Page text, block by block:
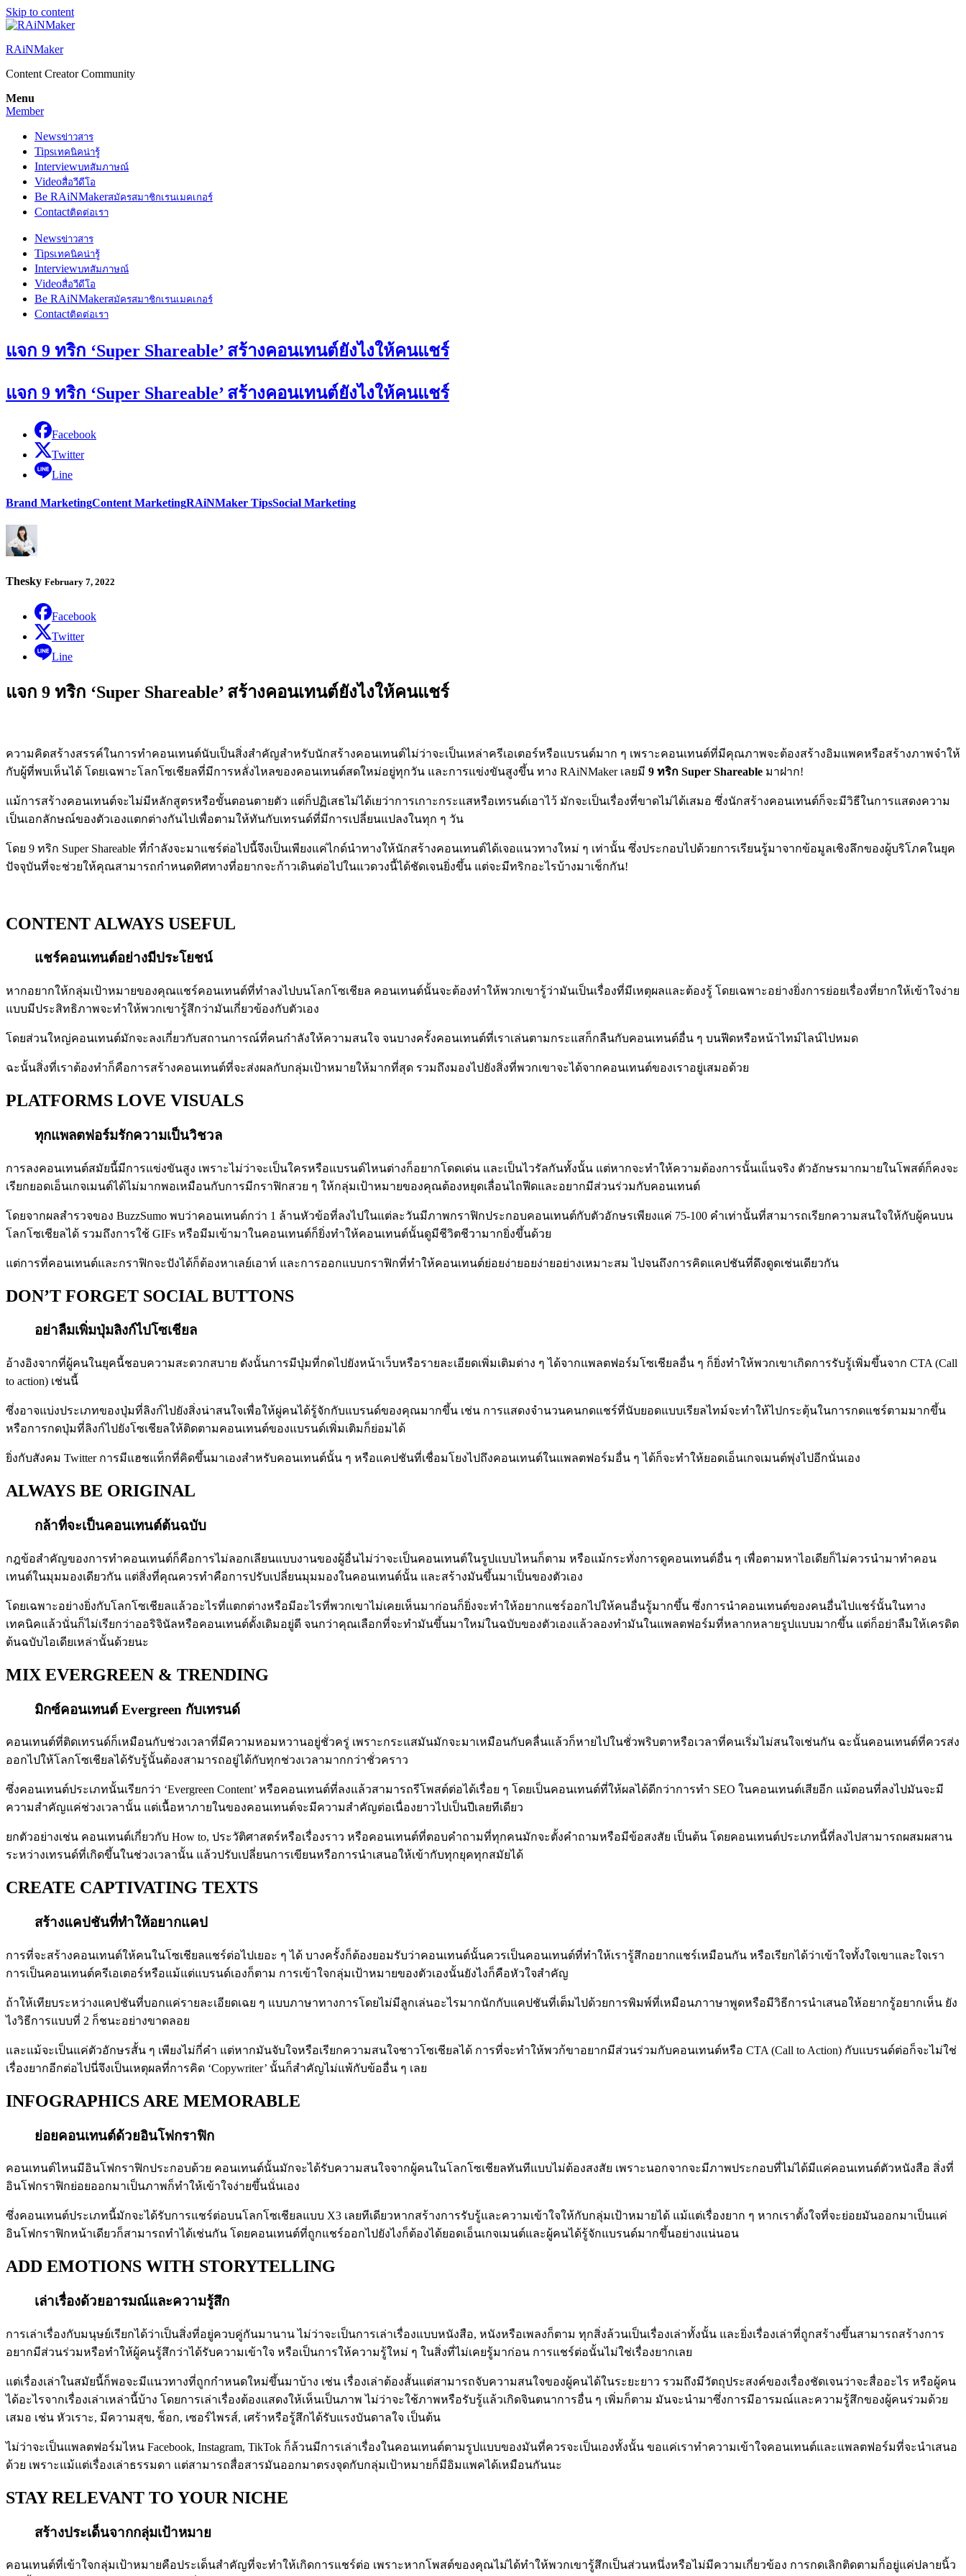
Skip to content
RAiNMaker
Content Creator Community
Menu
Member
Newsข่าวสาร
Tipsเทคนิคน่ารู้
Interviewบทสัมภาษณ์
Videoสื่อวีดีโอ
Be RAiNMakerสมัครสมาชิกเรนเมคเกอร์
Contactติดต่อเรา
Newsข่าวสาร
Tipsเทคนิคน่ารู้
Interviewบทสัมภาษณ์
Videoสื่อวีดีโอ
Be RAiNMakerสมัครสมาชิกเรนเมคเกอร์
Contactติดต่อเรา
แจก 9 ทริก ‘Super Shareable’ สร้างคอนเทนต์ยังไงให้คนแชร์
แจก 9 ทริก ‘Super Shareable’ สร้างคอนเทนต์ยังไงให้คนแชร์
Facebook
Twitter
Line
Brand MarketingContent MarketingRAiNMaker TipsSocial Marketing
Thesky February 7, 2022
Facebook
Twitter
Line
แจก 9 ทริก ‘Super Shareable’ สร้างคอนเทนต์ยังไงให้คนแชร์
ความคิดสร้างสรรค์ในการทำคอนเทนต์นับเป็นสิ่งสำคัญสำหรับนักสร้างคอนเทนต์ไม่ว่าจะเป็นเหล่าครีเอเตอร์หรือแบรนด์มาก ๆ เพราะคอนเทนต์ที่มีคุณภาพจะต้องสร้างอิมแพคหรือสร้างภาพจำให้
กับผู้ที่พบเห็นได้ โดยเฉพาะโลกโซเชียลที่มีการหลั่งไหลของคอนเทนต์สดใหม่อยู่ทุกวัน และการแข่งขันสูงขึ้น ทาง RAiNMaker เลยมี 9 ทริก Super Shareable มาฝาก!
แม้การสร้างคอนเทนต์จะไม่มีหลักสูตรหรือขั้นตอนตายตัว แต่ก็ปฏิเสธไม่ได้เยว่าการเกาะกระแสหรือเทรนด์เอาไว้ มักจะเป็นเรื่องที่ขาดไม่ได้เสมอ ซึ่งนักสร้างคอนเทนต์ก็จะมีวิธีในการแสดงความ
เป็นเอกลักษณ์ของตัวเองแตกต่างกันไปเพื่อตามให้ทันกับเทรนด์ที่มีการเปลี่ยนแปลงในทุก ๆ วัน
โดย 9 ทริก Super Shareable ที่กำลังจะมาแชร์ต่อไปนี้จึงเป็นเพียงแค่ไกด์นำทางให้นักสร้างคอนเทนต์ได้เจอแนวทางใหม่ ๆ เท่านั้น ซึ่งประกอบไปด้วยการเรียนรู้มาจากข้อมูลเชิงลึกของผู้บริโภคในยุค
ปัจจุบันที่จะช่วยให้คุณสามารถกำหนดทิศทางที่อยากจะก้าวเดินต่อไปในแวดวงนี้ได้ชัดเจนยิ่งขึ้น แต่จะมีทริกอะไรบ้างมาเช็กกัน!
CONTENT ALWAYS USEFUL
แชร์คอนเทนต์อย่างมีประโยชน์
หากอยากให้กลุ่มเป้าหมายของคุณแชร์คอนเทนต์ที่ทำลงไปบนโลกโซเชียล คอนเทนต์นั้นจะต้องทำให้พวกเขารู้ว่ามันเป็นเรื่องที่มีเหตุผลและต้องรู้ โดยเฉพาะอย่างยิ่งการย่อยเรื่องที่ยากให้เข้าใจง่าย
แบบมีประสิทธิภาพจะทำให้พวกเขารู้สึกว่ามันเกี่ยวข้องกับตัวเอง
โดยส่วนใหญ่คอนเทนต์มักจะลงเกี่ยวกับสถานการณ์ที่คนกำลังให้ความสนใจ จนบางครั้งคอนเทนต์ที่เราเล่นตามกระแสก็กลืนกับคอนเทนต์อื่น ๆ บนฟีดหรือหน้าไทม์ไลน์ไปหมด
ฉะนั้นสิ่งที่เราต้องทำก็คือการสร้างคอนเทนต์ที่จะส่งผลกับกลุ่มเป้าหมายให้มากที่สุด รวมถึงมองไปยังสิ่งที่พวกเขาจะได้จากคอนเทนต์ของเราอยู่เสมอด้วย
PLATFORMS LOVE VISUALS
ทุกแพลตฟอร์มรักความเป็นวิชวล
การลงคอนเทนต์สมัยนี้มีการแข่งขันสูง เพราะไม่ว่าจะเป็นใครหรือแบรนด์ไหนต่างก็อยากโดดเด่น และเป็นไวรัลกันทั้งนั้น แต่หากจะทำให้ความต้องการนั้นเแ็นจริง ตัวอักษรมากมายในโพสต์ก็คงจะ
เรียกยอดเอ็นเกจเมนต์ได้ไม่มากพอเหมือนกับการมีกราฟิกสวย ๆ ให้กลุ่มเป้าหมายของคุณต้องหยุดเลื่อนไถฟีดและอยากมีส่วนร่วมกับคอนเทนต์
โดยจากผลสำรวจของ BuzzSumo พบว่าคอนเทนต์กว่า 1 ล้านหัวข้อที่ลงไปในแต่ละวันมีภาพกราฟิกประกอบคอนเทนต์กับตัวอักษรเพียงแค่ 75-100 คำเท่านั้นที่สามารถเรียกความสนใจให้กับผู้คนบน
โลกโซเชียลได้ รวมถึงการใช้ GIFs หรือมีมเข้ามาในคอนเทนต์ก็ยิ่งทำให้คอนเทนต์นั้นดูมีชีวิตชีวามากยิ่งขึ้นด้วย
แต่การที่คอนเทนต์และกราฟิกจะปังได้ก็ต้องหาเลย์เอาท์ และการออกแบบกราฟิกที่ทำให้คอนเทนต์ย่อยง่ายอยง่ายอย่างเหมาะสม ไปจนถึงการคิดแคปชันที่ดึงดูดเช่นเดียวกัน
DON’T FORGET SOCIAL BUTTONS
อย่าลืมเพิ่มปุ่มลิงก์ไปโซเชียล
อ้างอิงจากที่ผู้คนในยุคนี้ชอบความสะดวกสบาย ดังนั้นการมีปุ่มที่กดไปยังหน้าเว็บหรือรายละเอียดเพิ่มเติมต่าง ๆ ได้จากแพลตฟอร์มโซเชียลอื่น ๆ ก็ยิ่งทำให้พวกเขาเกิดการรับรู้เพิ่มขึ้นจาก CTA (Call
to action) เช่นนี้
ซึ่งอาจแบ่งประเภทของปุ่มที่ลิงก์ไปยังสิ่งน่าสนใจเพื่อให้ผู่คนได้รู้จักกับแบรนด์ของคุณมากขึ้น เช่น การแสดงจำนวนคนกดแชร์ที่นับยอดแบบเรียลไทม์จะทำให้ไปกระตุ้นในการกดแชร์ตามมากขึ้น
หรือการกดปุ่มที่ลิงก์ไปยังโซเชียลให้ติดตามคอนเทนต์ของแบรนด์เพิ่มเติมก็ย่อมได้
ยิ่งกับสังคม Twitter การมีแฮชแท็กที่คิดขึ้นมาเองสำหรับคอนเทนต์นั้น ๆ หรือแคปชันที่เชื่อมโยงไปถึงคอนเทนต์ในแพลตฟอร์มอื่น ๆ ได้ก็จะทำให้ยอดเอ็นเกจเมนต์พุ่งไปอีกนั่นเอง
ALWAYS BE ORIGINAL
กล้าที่จะเป็นคอนเทนต์ต้นฉบับ
กฎข้อสำคัญของการทำคอนเทนต์ก็คือการไม่ลอกเลียนแบบงานของผู้อื่นไม่ว่าจะเป็นคอนเทนต์ในรูปแบบไหนก็ตาม หรือแม้กระทั่งการดูคอนเทนต์อื่น ๆ เพื่อตามหาไอเดียก็ไม่ควรนำมาทำคอน
เทนต์ในมุมมองเดียวกัน แต่สิ่งที่คุณควรทำคือการปรับเปลี่ยนมุมมองในคอนเทนต์นั้น และสร้างมันขึ้นมาเป็นของตัวเอง
โดยเฉพาะอย่างยิ่งกับโลกโซเชียลแล้วอะไรที่แตกต่างหรือมีอะไรที่พวกเขาไม่เคยเห็นมาก่อนก็ยิ่งจะทำให้อยากแชร์ออกไปให้คนอื่นรู้มากขึ้น ซึ่งการนำคอนเทนต์ของคนอื่นไปแชร์นั้นในทาง
เทคนิคแล้วนั่นก็ไม่เรียกว่าออริจินัลหรือคอนเทนต์ดั้งเดิมอยู่ดี จนกว่าคุณเลือกที่จะทำมันขึ้นมาใหม่ในฉบับของตัวเองแล้วลองทำมันในแพลตฟอร์มที่หลากหลายรูปแบบมากขึ้น แต่ก็อย่าลืมให้เครดิต
ต้นฉบับไอเดียเหล่านั้นด้วยนะ
MIX EVERGREEN & TRENDING
มิกซ์คอนเทนต์ Evergreen กับเทรนด์
คอนเทนต์ที่ติดเทรนด์ก็เหมือนกับช่วงเวลาที่มีความหอมหวานอยู่ชั่วครู่ เพราะกระแสมันมักจะมาเหมือนกับคลื่นแล้วก็หายไปในชั่วพริบตาหรือเวลาที่คนเริ่มไม่สนใจเช่นกัน ฉะนั้นคอนเทนต์ที่ควรส่ง
ออกไปให้โลกโซเชียลได้รับรู้นั้นต้องสามารถอยู่ได้กับทุกช่วงเวลามากกว่าชั่วคราว
ซึ่งคอนเทนต์ประเภทนั้นเรียกว่า ‘Evergreen Content’ หรือคอนเทนต์ที่ลงแล้วสามารถรีโพสต์ต่อได้เรื่อย ๆ โดยเป็นคอนเทนต์ที่ให้ผลได้ดีกว่าการทำ SEO ในคอนเทนต์เสียอีก แม้ตอนที่ลงไปมันจะมี
ความสำคัญแค่ช่วงเวลานั้น แต่เนื้อหาภายในของคอนเทนต์จะมีความสำคัญต่อเนื่องยาวไปเป็นปีเลยทีเดียว
ยกตัวอย่างเช่น คอนเทนต์เกี่ยวกับ How to, ประวัติศาสตร์หรือเรื่องราว หรือคอนเทนต์ที่ตอบคำถามที่ทุกคนมักจะตั้งคำถามหรือมีข้อสงสัย เป็นต้น โดยคอนเทนต์ประเภทนี้ที่ลงไปสามารถผสมผสาน
ระหว่างเทรนด์ที่เกิดขึ้นในช่วงเวลานั้น แล้วปรับเปลี่ยนการเขียนหรือการนำเสนอให้เข้ากับทุกยุคทุกสมัยได้
CREATE CAPTIVATING TEXTS
สร้างแคปชันที่ทำให้อยากแคป
การที่จะสร้างคอนเทนต์ให้คนในโซเชียลแชร์ต่อไปเยอะ ๆ ได้ บางครั้งก็ต้องยอมรับว่าคอนเทนต์นั้นควรเป็นคอนเทนต์ที่ทำให้เรารู้สึกอยากแชร์เหมือนกัน หรือเรียกได้ว่าเข้าใจทั้งใจเขาและใจเรา
การเป็นคอนเทนต์ครีเอเตอร์หรือแม้แต่แบรนด์เองก็ตาม การเข้าใจกลุ่มเป้าหมายของตัวเองนั้นยังไงก็คือหัวใจสำคัญ
ถ้าให้เทียบระหว่างแคปชันที่บอกแค่รายละเอียดเฉย ๆ แบบภาษาทางการโดยไม่มีลูกเล่นอะไรมากนักกับแคปชันที่เต็มไปด้วยการพิมพ์ที่เหมือนภาาษาพูดหรือมีวิธีการนำเสนอให้อยากรู้อยากเห็น ยัง
ไงวิธีการแบบที่ 2 ก็ชนะอย่างขาดลอย
และแม้จะเป็นแค่ตัวอักษรสั้น ๆ เพียงไม่กี่คำ แต่หากมันจับใจหรือเรียกความสนใจชาวโซเชียลได้ การที่จะทำให้พวก้ขาอยากมีส่วนร่วมกับคอนเทนต์หรือ CTA (Call to Action) กับแบรนด์ต่อก็จะไม่ใช่
เรื่องยากอีกต่อไปนี่จึงเป็นเหตุผลที่การคิด ‘Copywriter’ นั้นก็สำคัญไม่แพ้กับข้ออื่น ๆ เลย
INFOGRAPHICS ARE MEMORABLE
ย่อยคอนเทนต์ด้วยอินโฟกราฟิก
คอนเทนต์ไหนมีอินโฟกราฟิกประกอบด้วย คอนเทนต์นั้นมักจะได้รับความสนใจจากผู้คนในโลกโซเชียลทันทีแบบไม่ต้องสงสัย เพราะนอกจากจะมีภาพประกอบที่ไม่ได้มีแค่คอนเทนต์ตัวหนังสือ สิ่งที่
อินโฟกราฟิกย่อยออกมาเป็นภาพก็ทำให้เข้าใจง่ายขึ้นนั่นเอง
ซึ่งคอนเทนต์ประเภทนี้มักจะได้รับการแชร์ต่อบนโลกโซเชียลแบบ X3 เลยทีเดียวหากสร้างการรับรู้และความเข้าใจให้กับกลุ่มเป้าหมายได้ แม้แต่เรื่องยาก ๆ หากเราตั้งใจที่จะย่อยมันออกมาเป็นแค่
อินโฟกราฟิกหน้าเดียวก็สามารถทำได้เช่นกัน โดยคอนเทนต์ที่ถูกแชร์ออกไปยังไงก็ต้องได้ยอดเอ็นเกจเมนต์และผู้คนได้รู้จักแบรนด์มากขึ้นอย่างแน่นอน
ADD EMOTIONS WITH STORYTELLING
เล่าเรื่องด้วยอารมณ์และความรู้สึก
การเล่าเรื่องกับมนุษย์เรียกได้ว่าเป็นสิ่งที่อยู่ควบคู่กันมานาน ไม่ว่าจะเป็นการเล่าเรื่องแบบหนังสือ, หนังหรือเพลงก็ตาม ทุกสิ่งล้วนเป็นเรื่องเล่าทั้งนั้น และยิ่งเรื่องเล่าที่ถูกสร้างขึ้นสามารถสร้างการ
อยากมีส่วนร่วมหรือทำให้ผู้คนรู้สึกว่าได้รับความเข้าใจ หรือเป็นการให้ความรู้ใหม่ ๆ ในสิ่งที่ไม่เคยรู้มาก่อน การแชร์ต่อนั้นไม่ใช่เรื่องยากเลย
แต่เรื่องเล่าในสมัยนี้ก็พอจะมีแนวทางที่ถูกกำหนดใหม่ขึ้นมาบ้าง เช่น เรื่องเล่าต้องสั้นแต่สามารถจับความสนใจของผู้คนได้ในระยะยาว รวมถึงมีวัตถุประสงค์ของเรื่องชัดเจนว่าจะสื่ออะไร หรือผู้คน
ได้อะไรจากเรื่องเล่าเหล่านี้บ้าง โดยการเล่าเรื่องต้องแสดงให้เห็นเป็นภาพ ไม่ว่าจะใช้ภาพหรือรับรู้แล้วเกิดจินตนาการอื่น ๆ เพิ่มก็ตาม มันจะนำมาซึ่งการมีอารมณ์และความรู้สึกของผู้คนร่วมด้วย
เสมอ เช่น หัวเราะ, มีความสุข, ช็อก, เซอร์ไพรส์, เศร้าหรือรู้สึกได้รับแรงบันดาลใจ เป็นต้น
ไม่ว่าจะเป็นแพลตฟอร์มไหน Facebook, Instagram, TikTok ก็ล้วนมีการเล่าเรื่องในคอนเทนต์ตามรูปแบบของมันที่ควรจะเป็นเองทั้งนั้น ขอแค่เราทำความเข้าใจคอนเทนต์และแพลตฟอร์มที่จะนำเสนอ
ด้วย เพราะแม้แต่เรื่องเล่าธรรมดา แต่สามารถสื่อสารมันออกมาตรงจุดกับกลุ่มเป้าหมายก็มีอิมแพคได้เหมือนกันนะ
STAY RELEVANT TO YOUR NICHE
สร้างประเด็นจากกลุ่มเป้าหมาย
คอนเทนต์ที่เข้าใจกลุ่มเป้าหมายคือประเด็นสำคัญที่จะทำให้เกิดการแชร์ต่อ เพราะหากโพสต์ของคุณไม่ได้ทำให้พวกเขารู้สึกเป็นส่วนหนึ่งหรือไม่มีความเกี่ยวข้อง การกดเลิกติดตามก็อยู่แค่ปลายนิ้ว